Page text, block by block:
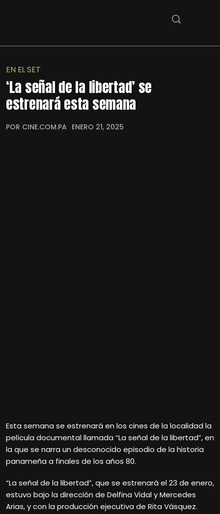
EN EL SET
‘La señal de la libertad’ se
estrenará esta semana
POR CINE.COM.PA ENERO 21, 2025
Esta semana se estrenará en los cines de la localidad la
película documental llamada “La señal de la libertad”, en
la que se narra un desconocido episodio de la historia
panameña a finales de los años 80.
“La señal de la libertad”, que se estrenará el 23 de enero,
estuvo bajo la dirección de Delfina Vidal y Mercedes
Arias, y con la producción ejecutiva de Rita Vásquez.